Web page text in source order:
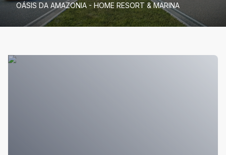
OÁSIS DA AMAZONIA - HOME RESORT & MARINA